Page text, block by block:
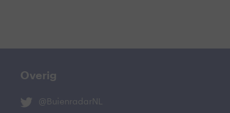
Overig
@BuienradarNL